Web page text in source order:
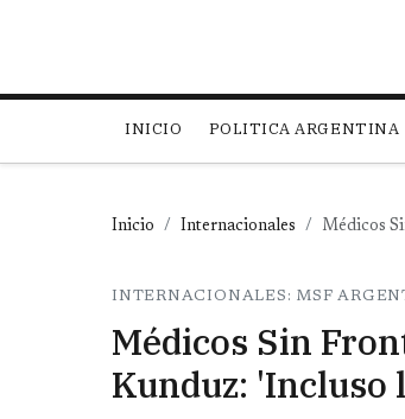
INICIO POLITICA ARGENTINA
Inicio Internacionales Médicos
INTERNACIONALES: MSF
Médicos Sin
Kunduz: 'Incluso